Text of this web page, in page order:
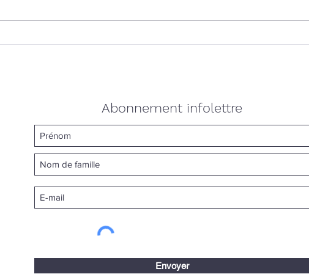
Abonnement infolettre
Envoyer